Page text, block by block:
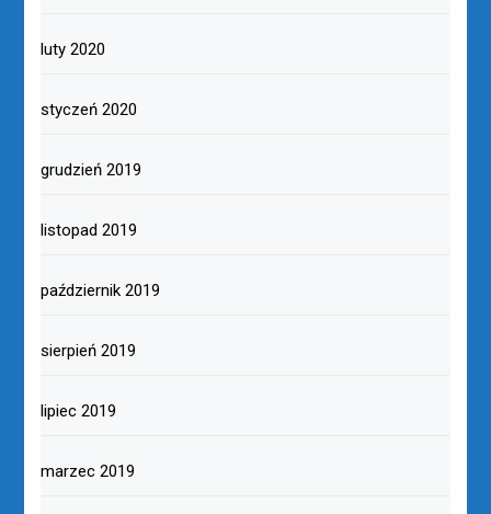
luty 2020
styczeń 2020
grudzień 2019
listopad 2019
październik 2019
sierpień 2019
lipiec 2019
marzec 2019